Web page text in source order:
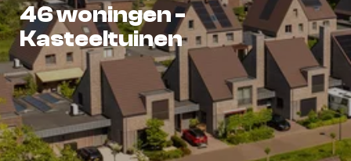
46 woningen -
Kasteeltuinen